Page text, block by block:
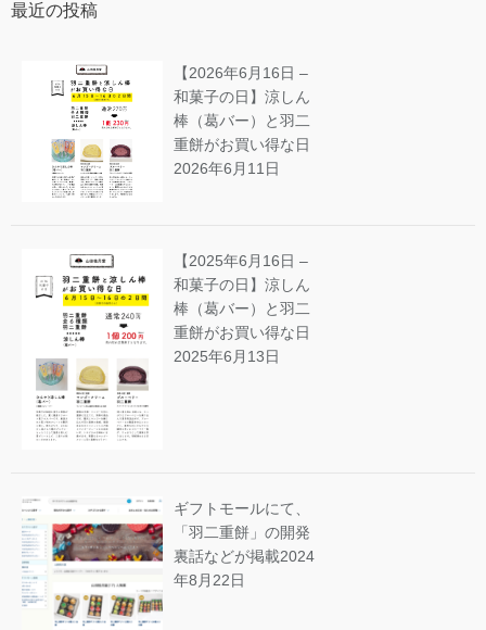
最近の投稿
【2026年6月16日 –
和菓子の日】涼しん
棒（葛バー）と羽二
重餅がお買い得な日
2026年6月11日
【2025年6月16日 –
和菓子の日】涼しん
棒（葛バー）と羽二
重餅がお買い得な日
2025年6月13日
ギフトモールにて、
「羽二重餅」の開発
裏話などが掲載2024
年8月22日